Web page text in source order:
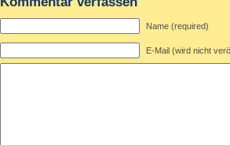
Name (required)
E-Mail (wird nicht